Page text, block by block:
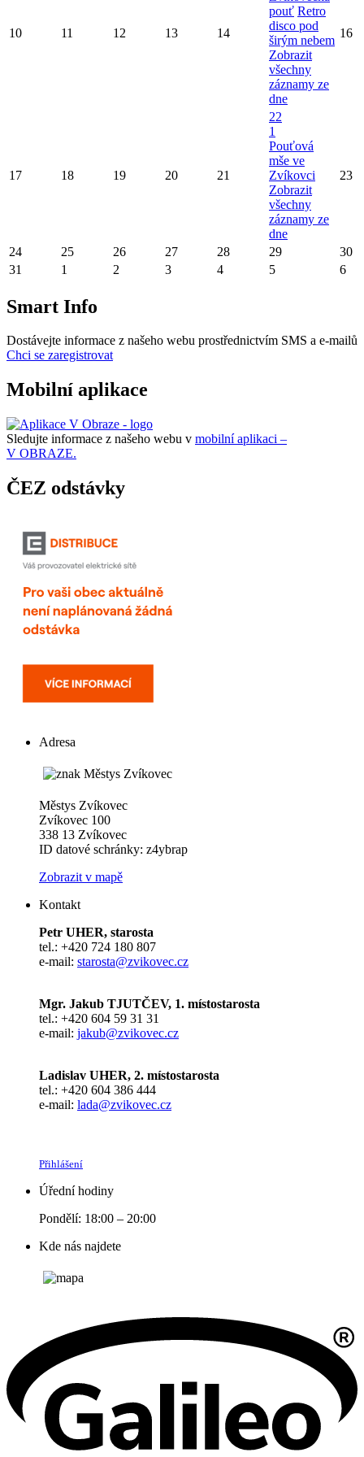
10 11 12 13 14
pouť Retro
disco pod
širým nebem
Zobrazit
všechny
záznamy ze
dne
16
17 18 19 20 21
22
1
Pouťová
mše ve
Zvíkovci
Zobrazit
všechny
záznamy ze
dne
23
24 25 26 27 28 29
30
31
1 2 3 4 5 6
Smart Info
Dostávejte informace z našeho webu prostřednictvím SMS a e-mailů
Chci se zaregistrovat
Mobilní aplikace
Sledujte informace z našeho webu v mobilní aplikaci –
V OBRAZE.
ČEZ odstávky
Adresa
Městys Zvíkovec
Zvíkovec 100
338 13 Zvíkovec
ID datové schránky: z4ybrap
Zobrazit v mapě
Kontakt
Petr UHER, starosta
tel.: +420 724 180 807
e-mail: starosta@zvikovec.cz
Mgr. Jakub TJUTČEV, 1. místostarosta
tel.: +420 604 59 31 31
e-mail: jakub@zvikovec.cz
Ladislav UHER, 2. místostarosta
tel.: +420 604 386 444
e-mail: lada@zvikovec.cz
Přihlášení
Úřední hodiny
Pondělí: 18:00 – 20:00
Kde nás najdete